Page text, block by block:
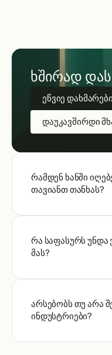
ხშირად
ეწვიე
დაუკავშირდი
რამდენ ხანში
თავიანთ თანხას?
რა საფასურს
მას?
არსებობს თუ არა
ინდუსტრიები?